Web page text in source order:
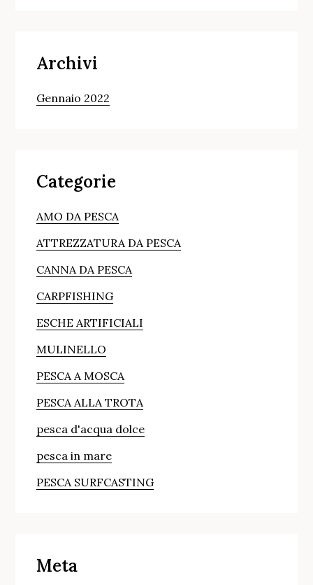
Archivi
Gennaio 2022
Categorie
AMO DA PESCA
ATTREZZATURA DA PESCA
CANNA DA PESCA
CARPFISHING
ESCHE ARTIFICIALI
MULINELLO
PESCA A MOSCA
PESCA ALLA TROTA
pesca d'acqua dolce
pesca in mare
PESCA SURFCASTING
Meta